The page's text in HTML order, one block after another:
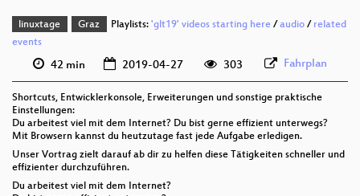
linuxtage Graz Playlists: 'glt19' videos starting here/ audio/ related
events
42 min 2019-04-27 303 Fahrplan
Shortcuts, Entwicklerkonsole, Erweiterungen und sonstige praktische
Einstellungen:
Du arbeitest viel mit dem Internet? Du bist gerne effizient unterwegs?
Mit Browsern kannst du heutzutage fast jede Aufgabe erledigen.
Unser Vortrag zielt darauf ab dir zu helfen diese Tätigkeiten schneller und
effizienter durchzuführen.
Du arbeitest viel mit dem Internet?